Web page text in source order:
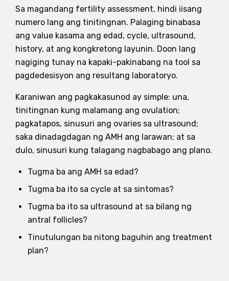
Sa magandang fertility assessment, hindi iisang
numero lang ang tinitingnan. Palaging binabasa
ang value kasama ang edad, cycle, ultrasound,
history, at ang kongkretong layunin. Doon lang
nagiging tunay na kapaki-pakinabang na tool sa
pagdedesisyon ang resultang laboratoryo.
Karaniwan ang pagkakasunod ay simple: una,
tinitingnan kung malamang ang ovulation;
pagkatapos, sinusuri ang ovaries sa ultrasound;
saka dinadagdagan ng AMH ang larawan; at sa
dulo, sinusuri kung talagang nagbabago ang plano.
Tugma ba ang AMH sa edad?
Tugma ba ito sa cycle at sa sintomas?
Tugma ba ito sa ultrasound at sa bilang ng
antral follicles?
Tinutulungan ba nitong baguhin ang treatment
plan?